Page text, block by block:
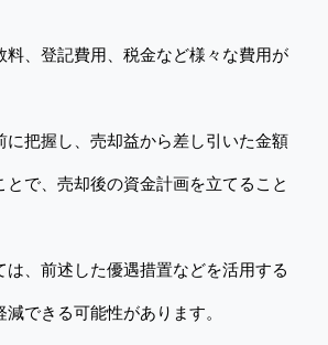
料、登記費用、税金など様々な費用が
に把握し、売却益から差し引いた金額
とで、売却後の資金計画を立てること
は、前述した優遇措置などを活用する
できる可能性があります。